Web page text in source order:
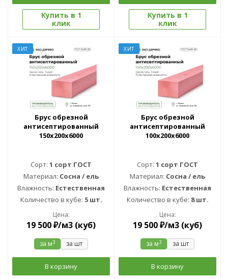
Купить в 1
клик
Купить в 1
клик
ХИТ
Брус обрезной
антисептированный
150х200х6000
Сорт: 1 сорт ГОСТ
Материал: Сосна / ель
Влажность: Естественная
Количество в кубе: 5 шт.
Цена:
19 500₽/м3 (куб)
за м3 за шт
В корзину
ХИТ
Брус обрезной
антисептированный
100х200х6000
Сорт: 1 сорт ГОСТ
Материал: Сосна / ель
Влажность: Естественная
Количество в кубе: 8 шт.
Цена:
19 500₽/м3 (куб)
за м3 за шт
В корзину